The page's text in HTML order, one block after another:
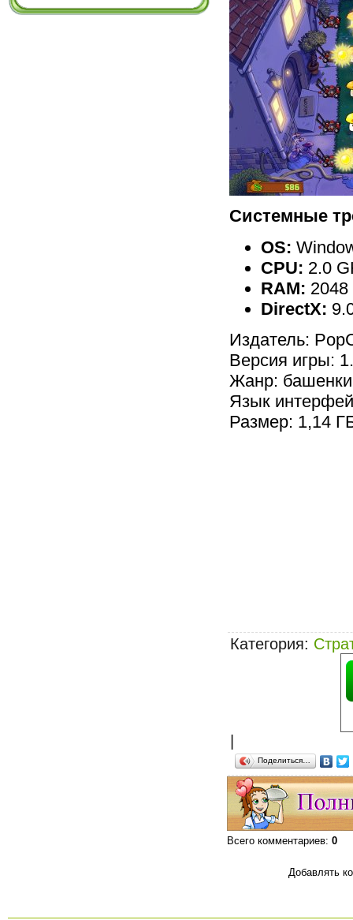
Системные
OS:
CPU: 2.0
RAM: 2048
DirectX:
Издатель:
Версия игры:
Жанр: башенки
Язык
Размер: 1,14
Категория:
Поделиться…
Всего комментариев: 0
Добавлять